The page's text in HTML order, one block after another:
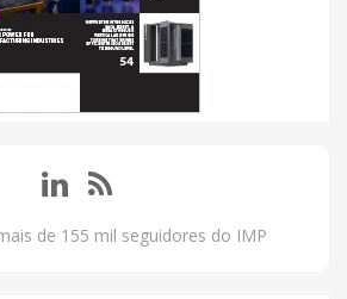
de 155 mil seguidores do IMP